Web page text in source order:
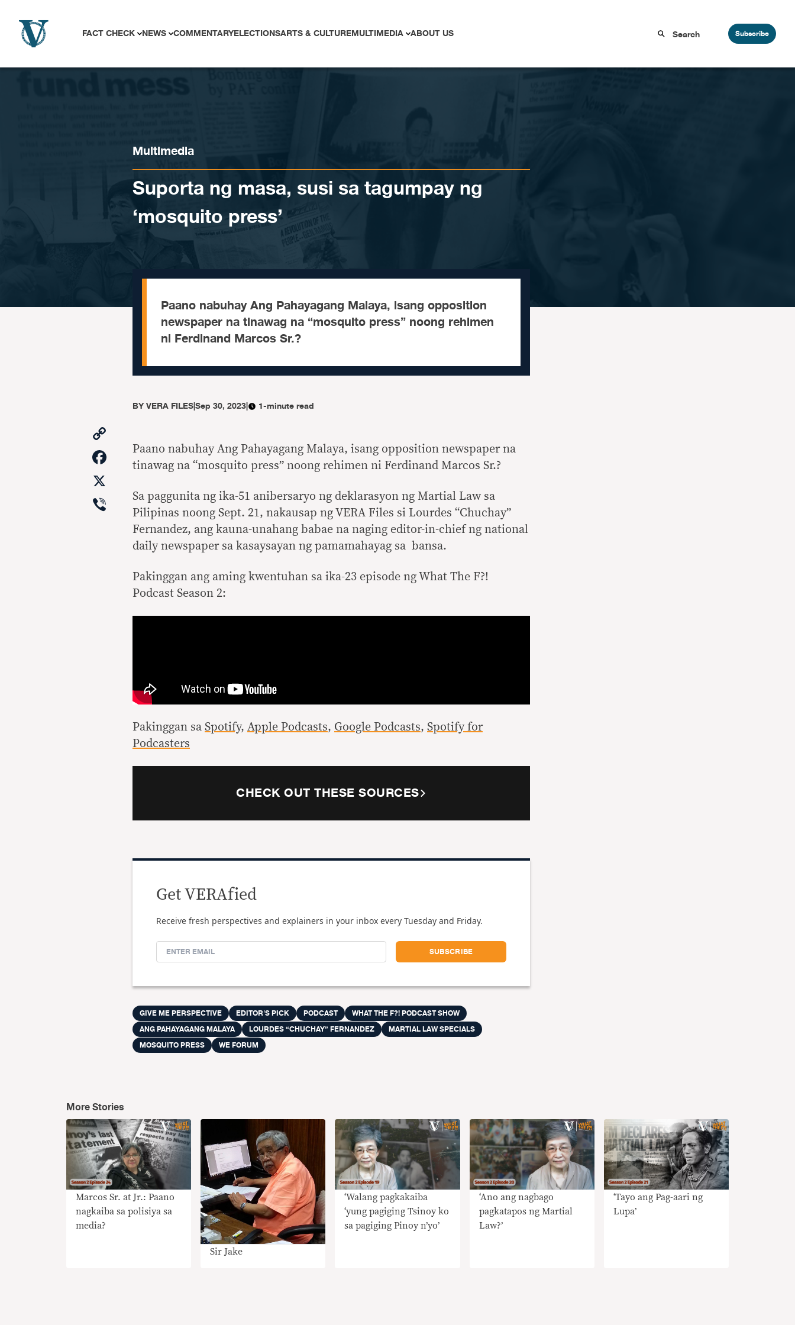
FACT CHECK NEWS COMMENTARYELECTIONSARTS & CULTUREMULTIMEDIA ABOUT US Subscribe
Multimedia
Suporta ng masa, susi sa tagumpay ng
‘mosquito press’
Paano nabuhay Ang Pahayagang Malaya, isang opposition
newspaper na tinawag na “mosquito press” noong rehimen
ni Ferdinand Marcos Sr.?
BYVERA FILES|Sep 30, 2023| 1-minute read
Link
Facebook
Viber
Paano nabuhay Ang Pahayagang Malaya, isang opposition newspaper na
tinawag na “mosquito press” noong rehimen ni Ferdinand Marcos Sr.?
Sa paggunita ng ika-51 anibersaryo ng deklarasyon ng Martial Law sa
Pilipinas noong Sept. 21, nakausap ng VERA Files si Lourdes “Chuchay”
Fernandez, ang kauna-unahang babae na naging editor-in-chief ng national
daily newspaper sa kasaysayan ng pamamahayag sa bansa.
Pakinggan ang aming kwentuhan sa ika-23 episode ng What The F?!
Podcast Season 2:
Pakinggan sa Spotify, Apple Podcasts, Google Podcasts, Spotify for
Podcasters
CHECK OUT THESE SOURCES
Get VERAfied
Receive fresh perspectives and explainers in your inbox every Tuesday and Friday.
GIVE ME PERSPECTIVE EDITOR'S PICK PODCAST
WHAT THE F?! PODCAST SHOW
ANG PAHAYAGANG MALAYA
LOURDES “CHUCHAY” FERNANDEZ
MARTIAL LAW SPECIALS
MOSQUITO PRESS
WE FORUM
More Stories
Marcos Sr. at Jr.: Paano
nagkaiba sa polisiya sa
media?
Sir Jake
‘Walang pagkakaiba
‘yung pagiging Tsinoy ko
sa pagiging Pinoy n’yo’
‘Ano ang nagbago
pagkatapos ng Martial
Law?’
‘Tayo ang Pag-aari ng
Lupa’